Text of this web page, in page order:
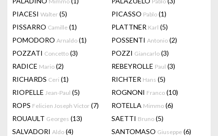
PIACESI Walter (5) PICASSO Pablo (1)
PISSARRO Camille (1) PLATTNER Karl (5)
POMODORO Arnaldo (1) POSSENTI Antonio (2)
POZZATI Concetto (3) POZZI Giancarlo (3)
RADICE Mario (2) REBEYROLLE Paul (3)
RICHARDS Ceri (1) RICHTER Hans (5)
RIOPELLE Jean-Paul (5) ROGNONI Franco (10)
ROPS Felicien Joseph Victor (7) ROTELLA Mimmo (6)
ROUAULT Georges (13) SAETTI Bruno (5)
SALVADORI Aldo (4) SANTOMASO Giuseppe (6)